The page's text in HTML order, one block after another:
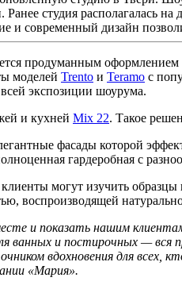
студия располагалась
и современный дизайн
продуманным
моделей Trento и Teramo с
экспозиции шоурума.
и кухней Mix 22. Такое
фасады которой
гардеробная с
клиенты могут изучить
воспроизводящей
и показать нашим
ванных и постирочных —
вдохновения для всех,
«Мария».